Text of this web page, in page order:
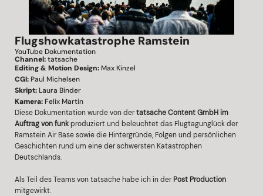
Flugshowkatastrophe Ramstein
YouTube Dokumentation
Channel: tatsache
Editing & Motion Design: Max Kinzel
CGI: Paul Michelsen
Skript: Laura Binder
Kamera: Felix Martin
Diese Dokumentation wurde von der tatsache Content GmbH im
Auftrag von funk produziert und beleuchtet das Flugtagunglück der
Ramstein Air Base sowie die Hintergründe, Folgen und persönlichen
Geschichten rund um eine der schwersten Katastrophen
Deutschlands.
Als Teil des Teams von tatsache habe ich in der Post Production
mitgewirkt.